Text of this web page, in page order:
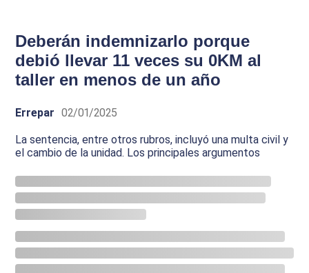
Deberán indemnizarlo porque
debió llevar 11 veces su 0KM al
taller en menos de un año
Errepar 02/01/2025
La sentencia, entre otros rubros, incluyó una multa civil y
el cambio de la unidad. Los principales argumentos